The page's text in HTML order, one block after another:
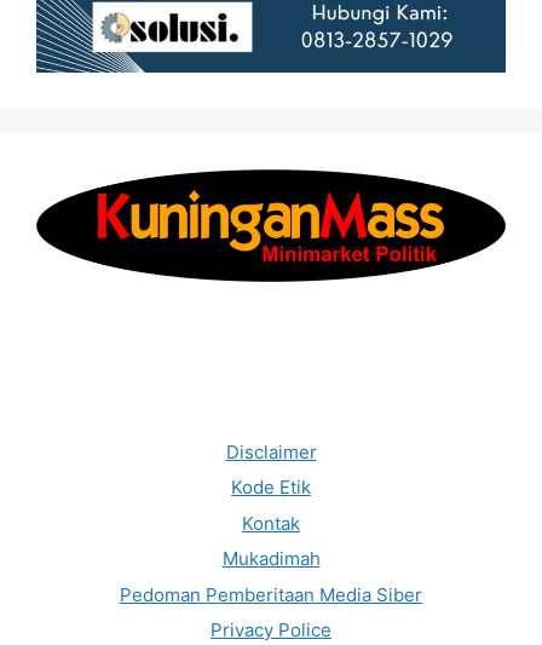
Disclaimer
Kode Etik
Kontak
Mukadimah
Pedoman Pemberitaan Media Siber
Privacy Police